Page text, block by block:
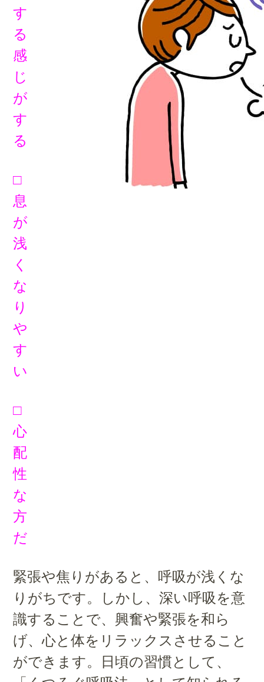
す
る
感
じ
が
す
る
□
息
が
浅
く
な
り
や
す
い
□
心
配
性
な
方
だ
緊張や焦りがあると、呼吸が浅くな
りがちです。しかし、深い呼吸を意
識することで、興奮や緊張を和ら
げ、心と体をリラックスさせること
ができます。日頃の習慣として、